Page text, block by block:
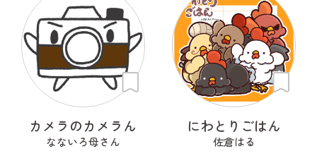
カメラのカメラん
なないろ母さん
にわとりごはん
佐倉はる